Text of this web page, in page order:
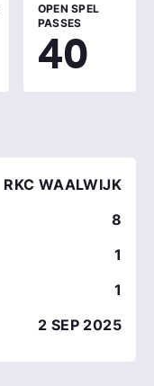
OPEN SPEL
PASSES
40
RKC WAALWIJK
8
1
1
2 SEP 2025